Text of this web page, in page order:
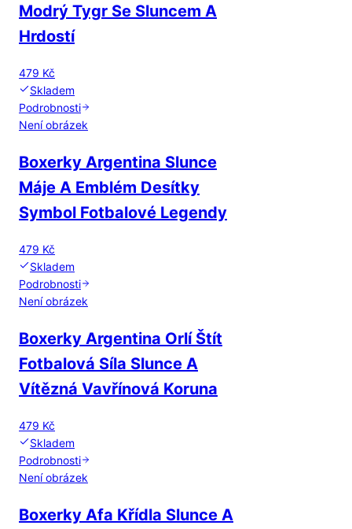
Modrý Tygr Se Sluncem A
Hrdostí
479 Kč
Skladem
Podrobnosti
Není obrázek
Boxerky Argentina Slunce
Máje A Emblém Desítky
Symbol Fotbalové Legendy
479 Kč
Skladem
Podrobnosti
Není obrázek
Boxerky Argentina Orlí Štít
Fotbalová Síla Slunce A
Vítězná Vavřínová Koruna
479 Kč
Skladem
Podrobnosti
Není obrázek
Boxerky Afa Křídla Slunce A